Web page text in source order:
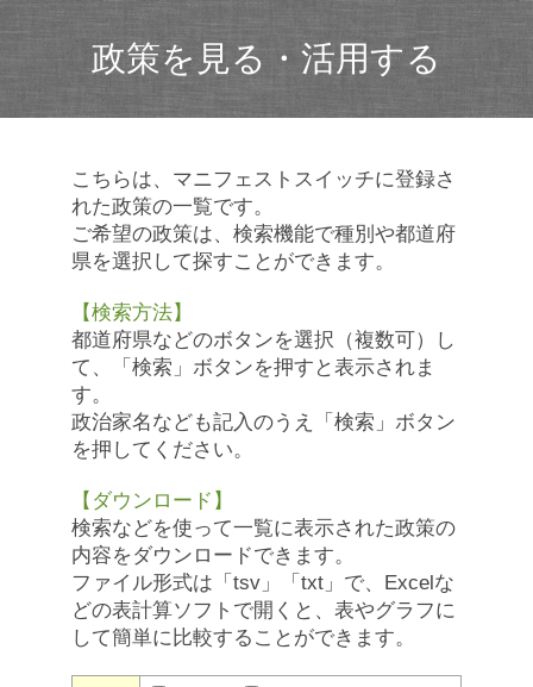
政策を見る・活用する
こちらは、マニフェストスイッチに登録さ
れた政策の一覧です。
ご希望の政策は、検索機能で種別や都道府
県を選択して探すことができます。
【検索方法】
都道府県などのボタンを選択（複数可）し
て、「検索」ボタンを押すと表示されま
す。
政治家名なども記入のうえ「検索」ボタン
を押してください。
【ダウンロード】
検索などを使って一覧に表示された政策の
内容をダウンロードできます。
ファイル形式は「tsv」「txt」で、Excelな
どの表計算ソフトで開くと、表やグラフに
して簡単に比較することができます。